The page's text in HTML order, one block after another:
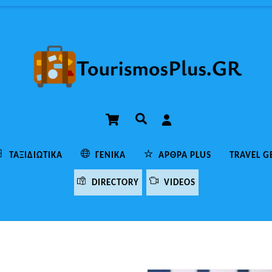
Cart Αναζήτηση
ΤΑΞΙΔΙΩΤΙΚΆ ΓΕΝΙΚΆ ΆΡΘΡΑ PLUS TRAVEL
DIRECTORY VIDEOS